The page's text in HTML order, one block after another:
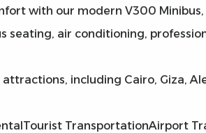
with our modern V300
seating, air conditioning,
including Cairo, Giza,
TransportationAirport